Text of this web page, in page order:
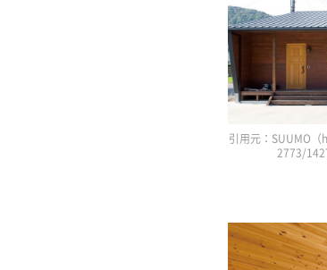
引用元：SUUMO
2773/